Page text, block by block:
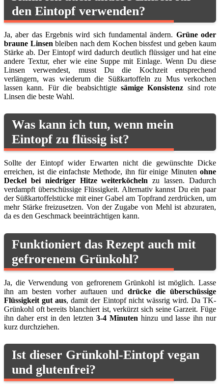
den Eintopf verwenden?
Ja, aber das Ergebnis wird sich fundamental ändern. Grüne oder
braune Linsen bleiben nach dem Kochen bissfest und geben kaum
Stärke ab. Der Eintopf wird dadurch deutlich flüssiger und hat eine
andere Textur, eher wie eine Suppe mit Einlage. Wenn Du diese
Linsen verwendest, musst Du die Kochzeit entsprechend
verlängern, was wiederum die Süßkartoffeln zu Mus verkochen
lassen kann. Für die beabsichtigte sämige Konsistenz sind rote
Linsen die beste Wahl.
Was kann ich tun, wenn mein
Eintopf zu flüssig ist?
Sollte der Eintopf wider Erwarten nicht die gewünschte Dicke
erreichen, ist die einfachste Methode, ihn für einige Minuten ohne
Deckel bei niedriger Hitze weiterköcheln zu lassen. Dadurch
verdampft überschüssige Flüssigkeit. Alternativ kannst Du ein paar
der Süßkartoffelstücke mit einer Gabel am Topfrand zerdrücken, um
mehr Stärke freizusetzen. Von der Zugabe von Mehl ist abzuraten,
da es den Geschmack beeinträchtigen kann.
Funktioniert das Rezept auch mit
gefrorenem Grünkohl?
Ja, die Verwendung von gefrorenem Grünkohl ist möglich. Lasse
ihn am besten vorher auftauen und drücke die überschüssige
Flüssigkeit gut aus, damit der Eintopf nicht wässrig wird. Da TK-
Grünkohl oft bereits blanchiert ist, verkürzt sich seine Garzeit. Füge
ihn daher erst in den letzten 3-4 Minuten hinzu und lasse ihn nur
kurz durchziehen.
Ist dieser Grünkohl-Eintopf vegan
und glutenfrei?